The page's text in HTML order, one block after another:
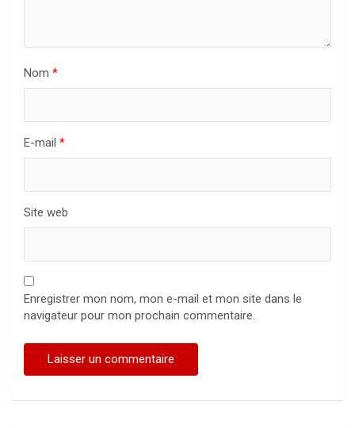
Nom *
E-mail *
Site web
Enregistrer mon nom, mon e-mail et mon site dans le
navigateur pour mon prochain commentaire.